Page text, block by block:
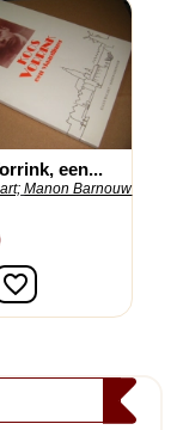
een...
Manon Barnouw
winkelwagen
favorite_border